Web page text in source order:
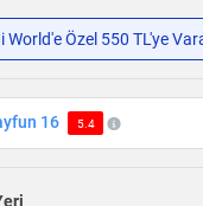
World'e Özel 550 TL'ye
16 5.4